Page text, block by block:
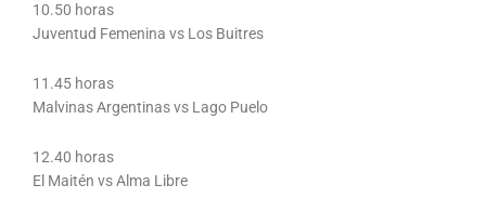
10.50 horas
Juventud Femenina vs Los Buitres
11.45 horas
Malvinas Argentinas vs Lago Puelo
12.40 horas
El Maitén vs Alma Libre